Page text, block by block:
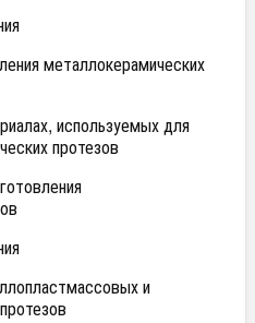
металлокерамических
используемых для
протезов
и